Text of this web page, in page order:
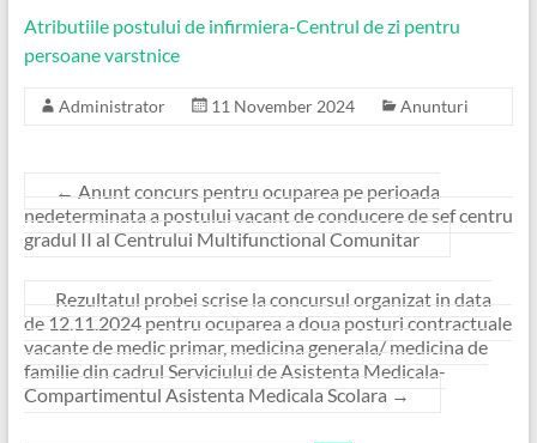
Atributiile postului de infirmiera-Centrul de zi pentru
persoane varstnice
Administrator 11 November 2024 Anunturi
← Anunt concurs pentru ocuparea pe perioada
nedeterminata a postului vacant de conducere de sef centru
gradul II al Centrului Multifunctional Comunitar
Rezultatul probei scrise la concursul organizat in data
de 12.11.2024 pentru ocuparea a doua posturi contractuale
vacante de medic primar, medicina generala/ medicina de
familie din cadrul Serviciului de Asistenta Medicala-
Compartimentul Asistenta Medicala Scolara →